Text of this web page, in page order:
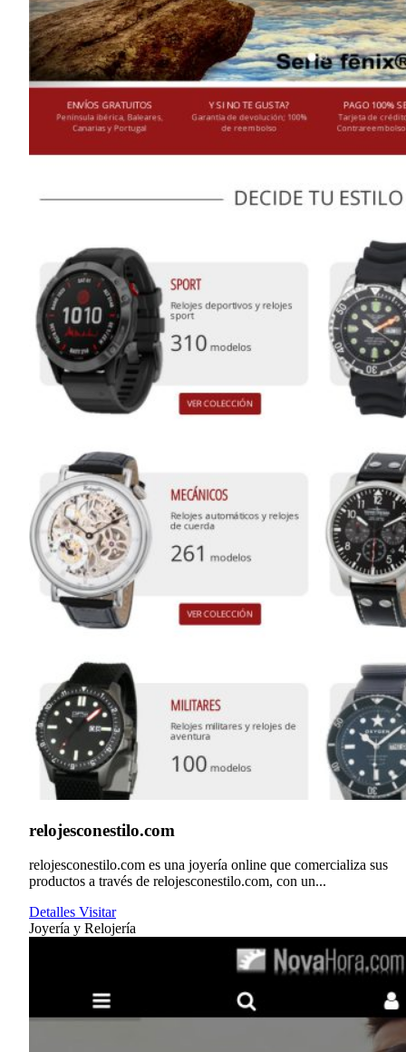
relojesconestilo.com
relojesconestilo.com es una joyería online que comercializa sus
productos a través de relojesconestilo.com, con un...
Detalles Visitar
Joyería y Relojería